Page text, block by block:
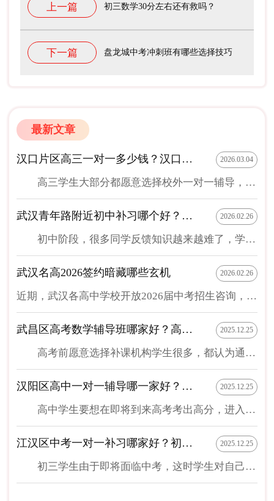
上一篇 初三数学30分左右还有救吗？
下一篇 盘龙城中考冲刺班有哪些选择技巧
最新文章
汉口片区高三一对一多少钱？汉口片区有哪些尖锋教育校区 2026.03.04
高三学生大部分都愿意选择校外一对一辅导，因为通过一对一辅导能快速提高成绩，这样才能在面临高考时考的分数更高。准备在汉口片区进行高三一对一辅导补课学生，接下来为你分享一下汉口片区高三一对一多少钱？以及汉口片区有哪些尖锋教育校区？希望对你选择有帮助。 1、汉口片区正规专业高三一对一补课多少钱？ 为了能在汉口片区补课收费更合理，很多学生在选择之前，想了解一下汉口片区高三一对一多少钱？在这里补课机构不止一家，但收费相对较合理的是尖锋教育。由于尖锋教育一对一收费比较合理，加上其他补课方式收费也比较合理，不管是高三学生，还是初中学生，小学生补课，愿意把尖锋教育作为补课首选的学生很多。 2、汉口片区有哪些尖锋教育校区？ 汉口片区包括区域比较多，在这个区域当中，同样尖锋教育校区数量也很多。比如在汉口片区当中的江岸区就多达三个尖锋教育校区，分别有尖锋教育天地校区，尖锋教育香港路校区，尖锋教育百...
武汉青年路附近初中补习哪个好？靠谱的补习机构推荐 2026.02.26
初中阶段，很多同学反馈知识越来越难了，学习压力越来越大了，究竟怎么才能提升学习成绩呢？很多家长会为孩子报名补习班。但是，在武汉，初中补习班可谓遍地开花，武汉青年路附近初中补习哪个好呢？今天就给大家推荐一个比较靠谱的补习班——尖锋教育。 可能会有家长好奇，为什么武汉青年路附近初中补习班推荐尖锋教育呢？其实主要有以下原因： 1.师资力量强大 作为武汉较为知名的教育机构，尖锋教育的师资力量是非常强大的，这里的老师均来自名校，并且拥有丰富的教学经验。他们不仅熟悉初中各学科的知识体系，也擅长根据学生的实际情况施展个性化的教学方案，帮助学生快速掌握核心知识点，避免他们走弯路。 2.教学方法灵活 由于每个学生的学习能力和习惯不同，传统的教学模式，可能并无法满足每一位学生的学习需求。而尖锋教育采用了灵活的教学方法。老师们会根据学生的情况制定专属的学习计划，确保每一位学生都能够在适合自己的学习节...
武汉名高2026签约暗藏哪些玄机 2026.02.26
近期，武汉各高中学校开放2026届中考招生咨询，部分学校已经开启签约！今天给大家汇总了武汉市十大名高2025年招生班型、签约、录取分数线信息、初三学生签约注意事项、2025年武汉初三各区学校签约情况汇总、以及2026年武汉各区高中元调签约预估分数，一起来看看吧！初升高签约信息差01签约与不签约的核心区别签约”是指部分优质高中为了提前锁定优秀生源，与初三学生达成的一种具有约束力的口头或书面协议。它不是官方录取程序，但具有重要的实际意义。1）签约的学生:1、核心保障：获得该高中的一项或多项“优惠承诺”。最常见的是 “过线即进重点班”(如达到该校国际部线或指令线，保证进入最好的班型，如竞赛班、创新班等)。少数顶尖学生可能得“达到普高线即录取”的承诺。2、录取风险降低：中考后，如果分数达到约定的标准，学校必须兑现承诺，避免了因临场发挥、志愿填报失误而错失重点班的风险3、心理优势：提前吃下“定心丸”，减轻中考压力，可以更专注于冲刺...
武昌区高考数学辅导班哪家好？高考数学补课能选一对一吗 2025.12.25
高考前愿意选择补课机构学生很多，都认为通过补课能助力高考，才能考进自己认可好大学。如果你在班级数学成绩不好，想选择在武昌区补课，接下来为你分享一下武昌区高考数学辅导班哪家好？以及高考数学补课能选一对一吗？希望对你选择补课机构有帮助。 1、在武昌区哪家高考数学辅导班好？ 为了能选择一家正规专业辅导机构，通过补课快速提高自己数学成绩，很多面临即将到来高考学生，都想了解一下武昌区高考数学辅导班哪家好？在这里发展每家补课机构都实力比较强，但通过对比，尖锋教育相对更值得选择。目前在这个区域发展的有尖锋教育2个校区，分别是尖锋教育中南校区，尖锋教育积玉桥校区。这2个校区不但所在区域交通便利，每个校区都学习环境比较好，老师也比较专业，能根据学生在校成绩和个性制定补课方案，能让选择学生通过补课，能在高考时数学成绩考分更高。 2、高考数学辅导补课可以选一对一吗？ 高考前数学补课目的就是为了在考试...
汉阳区高中一对一辅导哪一家好？学生为什么愿意在尖锋教育补课 2025.12.25
高中学生要想在即将到来高考考出高分，进入自己认可大学，选择一对一辅导补课就能成绩提高很快。如果你正准备在武汉汉阳区进行一对一高中辅导补课，但不知道哪家更好，接下来带你了解一下汉阳区高中一对一辅导哪一家好？以及学生为什么愿意在尖锋教育补课。 1、汉阳区专业正规高中一对一辅导哪一家好？ 很多准备在汉阳区进行高中一对一辅导补课学生，在选择前都会先了解一下汉阳区高中一对一辅导哪一家好？能在汉阳区发展补课机构都相对实力很强，但要说哪家好，也属于选择比较多的一家，尖锋教育就属于值得选择正规辅导机构。目前在汉阳区对应尖锋教育校区，不管是老师教学能力，还是学习环境，都可以让选择学生认可度很高。 2、学生为什么愿意在尖锋教育补课？ 很多学生之所以愿意在尖锋教育补课，主要看中的是尖锋教育属于成立时间比较早的一家正规辅导机构，不但在武汉汉阳区有尖锋教育校区，在武汉其他区域同样也有多个尖锋教育校区供...
江汉区中考一对一补习哪家好？初三学生愿意选一对一补课吗 2025.12.25
初三学生由于即将面临中考，这时学生对自己在校成绩看得很重，认为只有平时成绩好，才能在中考时考的分数更高。如果你想在江汉区进行一对一中考补习提高成绩，但不知哪家好？接下来为你分享一下江汉区中考一对一补习哪家好？以及初三学生愿意选一对一补课吗？希望对你选择补课机构和补课方法有帮助。 1、江汉区专业正规中考一对一补习哪家好？ 想在江汉区选择中考一对一补习提高成绩学生，都想选择一家正规专业补课机构，这样才能达到补课效果好。根据当前在江汉区发展补课机构对比，要说江汉区中考一对一补习哪家好？不管是排名，还是口碑，综合实力，尖锋教育属于比较有实力的一家。目前在该区域有尖锋教育校区供学生选择，尖锋教育校区不但能提供很好补课环境，老师也比较专业，并且有不同补课方式供学生自由选择。 2、初三学生愿意选一对一补课吗？ 很多初三学生愿意选择补课，主要是想通过补课，能让自己在中考时考的分数更高，所以很...